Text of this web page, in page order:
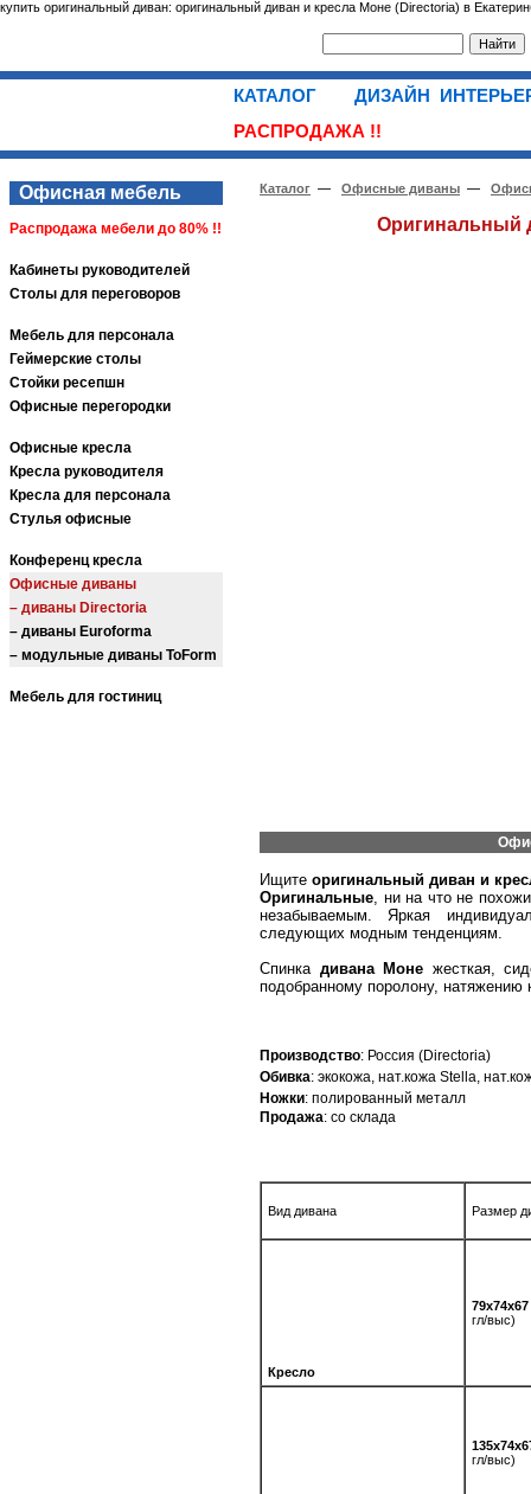
купить оригинальный диван: оригинальный диван и кресла Моне (Directoria) в
КАТАЛОГ
ДИЗАЙН
РАСПРОДАЖА !!
Офисная мебель
Распродажа мебели до 80% !!
Кабинеты руководителей
Столы для переговоров
Мебель для персонала
Геймерские столы
Стойки ресепшн
Офисные перегородки
Офисные кресла
Кресла руководителя
Кресла для персонала
Стулья офисные
Конференц кресла
Офисные диваны
– диваны Directoria
– диваны Euroforma
– модульные диваны ToForm
Мебель для гостиниц
Каталог — Офисные диваны —
Оригинальный
Ищите оригинальный диван и
Оригинальные, ни на что не
незабываемым. Яркая
следующих модным тенденциям.
Спинка дивана Моне жесткая,
подобранному поролону, натяжению
Производство: Россия (Directoria)
Обивка: экокожа, нат.кожа Stella,
Ножки: полированный металл
Продажа: со склада
Вид дивана Размер
Кресло
гл/выс)
гл/выс)